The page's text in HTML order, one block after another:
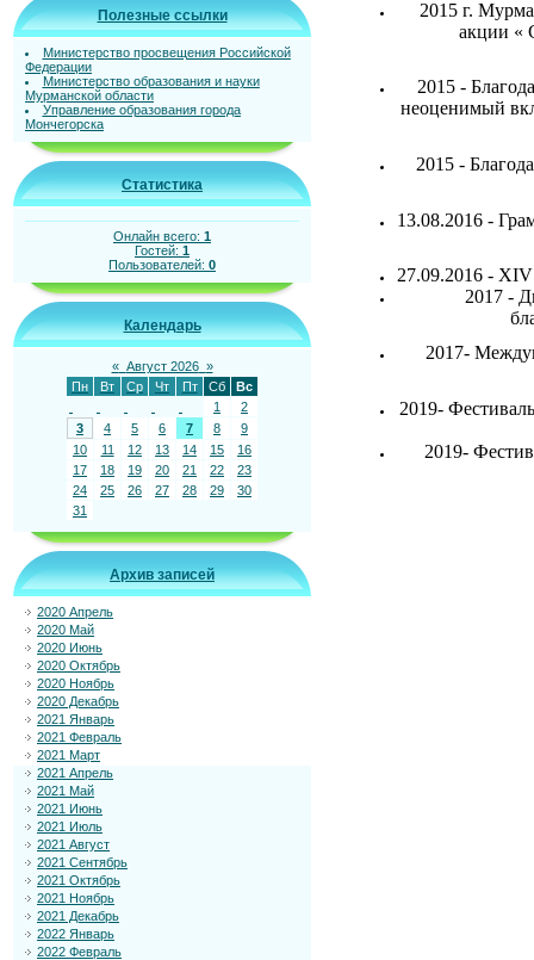
Полезные ссылки
Министерство просвещения Российской
Федерации
Министерство образования и науки
Мурманской области
Управление образования города
Мончегорска
Статистика
Онлайн всего: 1
Гостей: 1
Пользователей: 0
Календарь
« Август 2026 »
Пн
Вт Ср Чт Пт Сб
Вс
1
2
3
4 5 6 7 8
9
10
11 12 13 14 15
16
17
18 19 20 21 22
23
24
25 26 27 28 29
30
31
Архив записей
2020 Апрель
2020 Май
2020 Июнь
2020 Октябрь
2020 Ноябрь
2020 Декабрь
2021 Январь
2021 Февраль
2021 Март
2021 Апрель
2021 Май
2021 Июнь
2021 Июль
2021 Август
2021 Сентябрь
2021 Октябрь
2021 Ноябрь
2021 Декабрь
2022 Январь
2022 Февраль
2015 г.
акции «
2015 -
неоценимый
2015 -
13.08.2016 -
27.09.2016 - XIV
2017 -
2017-
2019-
2019-